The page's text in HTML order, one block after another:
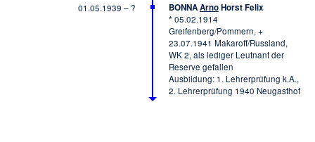
01.05.1939 – ?
BONNAArnoHorst Felix
* 05.02.1914
Greifenberg/Pommern, +
23.07.1941 Makaroff/Russland,
WK 2, als lediger Leutnant der
Reserve gefallen
Ausbildung: 1. Lehrerprüfung k.A.,
2. Lehrerprüfung 1940 Neugasthof